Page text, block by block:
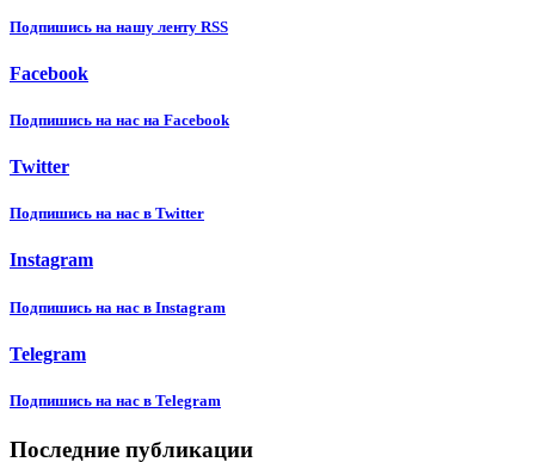
Подпишиcь на нашу ленту RSS
Facebook
Подпишиcь на нас на Facebook
Twitter
Подпишиcь на нас в Twitter
Instagram
Подпишиcь на нас в Instagram
Telegram
Подпишиcь на нас в Telegram
Последние публикации